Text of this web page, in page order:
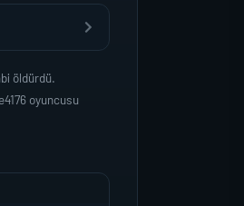
öldürdü.
oyuncusu